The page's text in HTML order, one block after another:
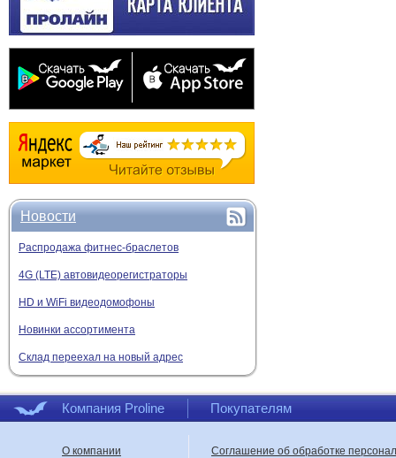
Новости
Распродажа фитнес-браслетов
4G (LTE) автовидеорегистраторы
HD и WiFi видеодомофоны
Новинки ассортимента
Склад переехал на новый адрес
Компания Proline Покупателям
О компании
Соглашение об обработке